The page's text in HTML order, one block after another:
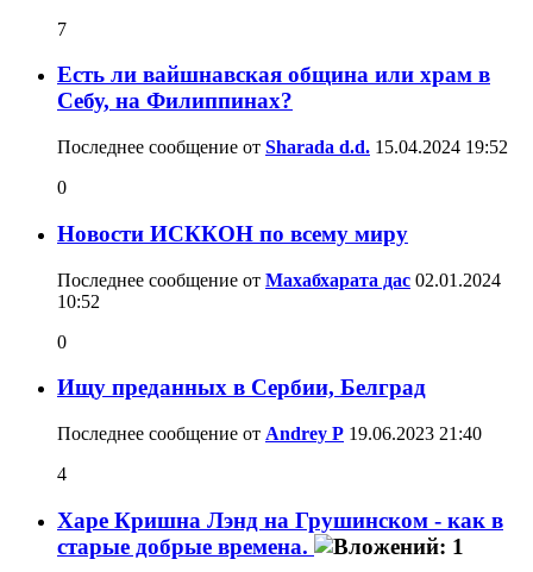
7
Есть ли вайшнавская община или храм в
Себу, на Филиппинах?
Последнее сообщение от Sharada d.d. 15.04.2024 19:52
0
Новости ИСККОН по всему миру
Последнее сообщение от Махабхарата дас 02.01.2024
10:52
0
Ищу преданных в Сербии, Белград
Последнее сообщение от Andrey P 19.06.2023 21:40
4
Харе Кришна Лэнд на Грушинском - как в
старые добрые времена.